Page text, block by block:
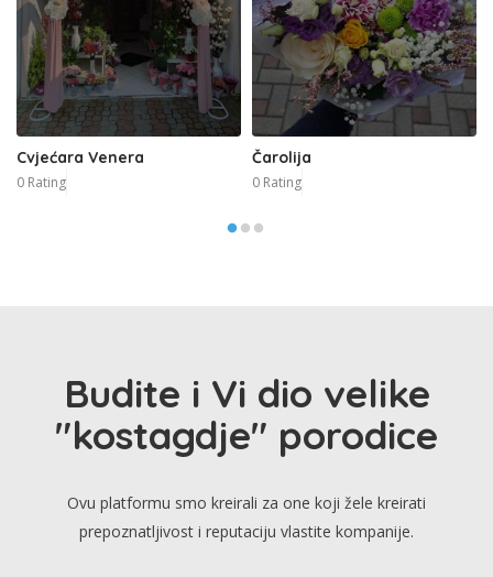
Cvjećara Venera
0 Rating
Čarolija
0 Rating
Budite i Vi dio velike
"kostagdje" porodice
Ovu platformu smo kreirali za one koji žele kreirati
prepoznatljivost i reputaciju vlastite kompanije.